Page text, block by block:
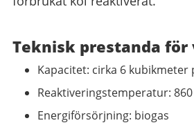
Teknisk prestanda
Kapacitet: cirka 6 kubikmeter
Reaktiveringstemperatur: 860
Energiförsörjning: biogas